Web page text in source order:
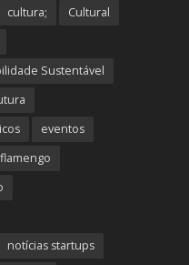
cultura;
Cultural
Sustentável
eventos
flamengo
notícias startups